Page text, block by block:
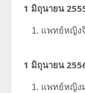
1 มิถุนายน
แพทย์หญิง
1 มิถุนายน
แพทย์หญิ